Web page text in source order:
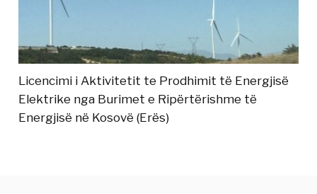
Licencimi i Aktivitetit te Prodhimit të Energjisë
Elektrike nga Burimet e Ripërtërishme të
Energjisë në Kosovë (Erës)